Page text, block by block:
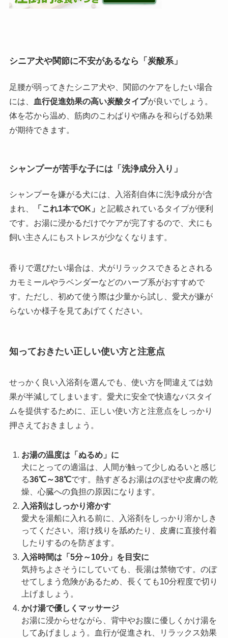
シニア犬や関節に不安があるなら「炭酸系」
足腰が弱ってきたシニア犬や、関節のケアをしたい場合
には、
血行促進効果の高い炭酸タイプが良いでしょう。
体を芯から温め、筋肉のこわばりや痛みを和らげる効果
が期待できます。
シャンプーが苦手な子には「洗浄成分入り」
シャンプーを嫌がる犬には、入浴剤自体に洗浄成分が含
まれ、
「これ1本でOK」
と記載されているタイプが便利
です。お湯に浸かるだけでケアが完了するので、犬にも
飼い主さんにもストレスが少なくなります。
香りで選びたい場合は、犬がリラックスできるとされる
カモミールやラベンダーなどのハーブ系がおすすめで
す。ただし、初めて使う際は少量から試し、愛犬が嫌が
らないか様子を見てあげてください。
知っておきたい正しい使い方と注意点
せっかく良い入浴剤を選んでも、使い方を間違えては効
果が半減してしまいます。愛犬に安全で快適なバスタイ
ムを提供するために、正しい使い方と注意点をしっかり
押さえておきましょう。
お湯の温度は「ぬるめ」に
犬にとっての適温は、人間が触って少しぬるいと感じ
る36℃～38℃です。熱すぎるお湯はのぼせや皮膚の乾
燥、心臓への負担の原因になります。
入浴剤はしっかり溶かす
愛犬を湯船に入れる前に、入浴剤をしっかり溶かしき
ってください。溶け残りを舐めたり、皮膚に直接付着
したりするのを防ぎます。
入浴時間は「5分～10分」を目安に
気持ちよさそうにしていても、長湯は禁物です。のぼ
せてしまう危険があるため、長くても10分程度で切り
上げましょう。
かけ湯で優しくマッサージ
お湯に浸からせながら、背中やお腹に優しくかけ湯を
してあげましょう。血行が促進され、リラックス効果